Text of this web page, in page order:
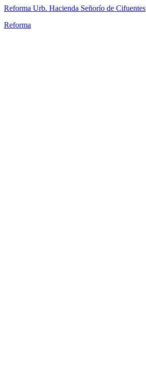
Reforma Urb. Hacienda Señorío de Cifuentes
Reforma